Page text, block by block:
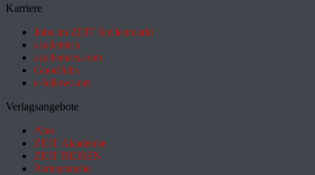
Karriere
Jobs im ZEIT Stellenmarkt
academics
academics.com
GoodJobs
e-fellows.net
Verlagsangebote
Abo
ZEIT Akademie
ZEIT REISEN
Partnersuche